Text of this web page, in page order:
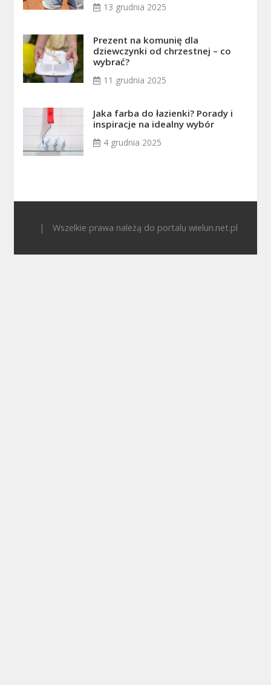
13 grudnia 2025
Prezent na komunię dla
dziewczynki od chrzestnej – co
wybrać?
11 grudnia 2025
Jaka farba do łazienki? Porady i
inspiracje na idealny wybór
4 grudnia 2025
| Wszelkie prawa należą do portalu wielun.net.pl